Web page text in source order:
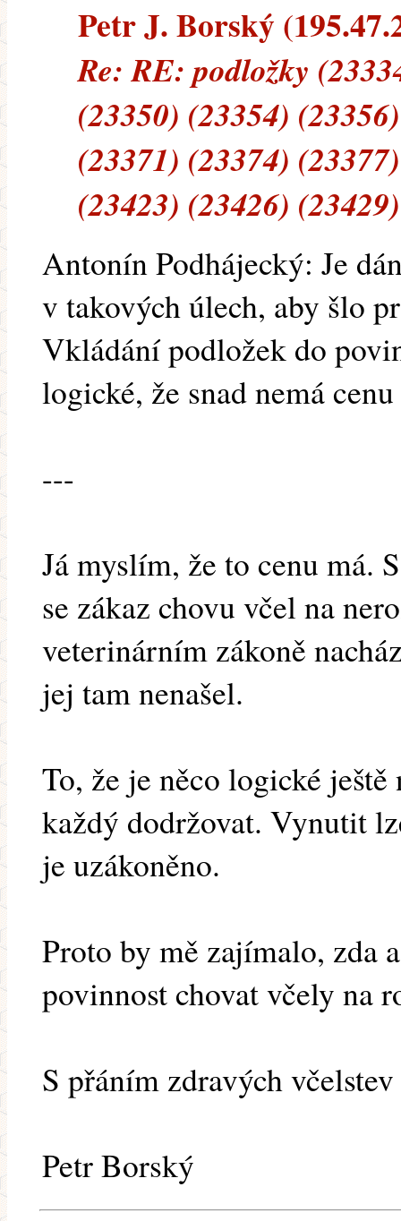
Petr J. Borský
Re: RE: podložky
(23350) (23354)
(23371) (23374)
(23423) (23426)
Antonín Podhájecký: Je
v takových úlech, aby šlo
Vkládání podložek do
logické, že snad nemá
---
Já myslím, že to cenu má.
se zákaz chovu včel na
veterinárním zákoně
jej tam nenašel.
To, že je něco logické ještě
každý dodržovat. Vynutit
je uzákoněno.
Proto by mě zajímalo, zda
povinnost chovat včely na
S přáním zdravých
Petr Borský